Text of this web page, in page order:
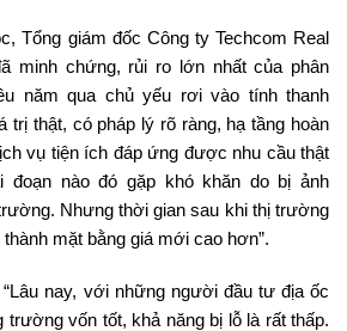
Tổng giám đốc Công ty Techcom Real
minh chứng, rủi ro lớn nhất của phân
năm qua chủ yếu rơi vào tính thanh
trị thật, có pháp lý rõ ràng, hạ tầng hoàn
vụ tiện ích đáp ứng được nhu cầu thật
đoạn nào đó gặp khó khăn do bị ảnh
Nhưng thời gian sau khi thị trường
mặt bằng giá mới cao hơn”.
nay, với những người đầu tư địa ốc
trường vốn tốt, khả năng bị lỗ là rất thấp.